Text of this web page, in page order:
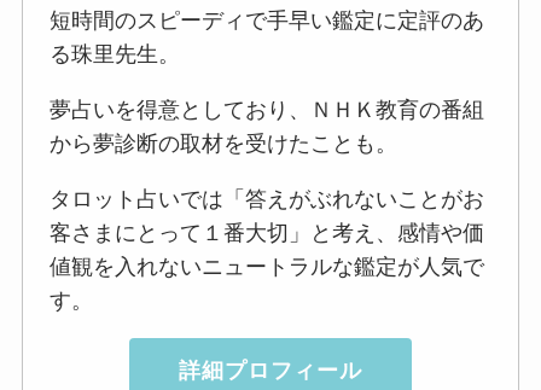
短時間のスピーディで手早い鑑定に定評のあ
る珠里先生。
夢占いを得意としており、ＮＨＫ教育の番組
から夢診断の取材を受けたことも。
タロット占いでは「答えがぶれないことがお
客さまにとって１番大切」と考え、感情や価
値観を入れないニュートラルな鑑定が人気で
す。
詳細プロフィール